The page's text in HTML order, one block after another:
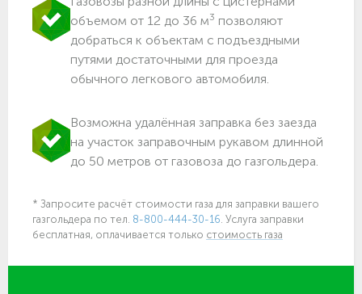
объемом от 12 до 36 м3 позволяют
добраться к объектам c подъездными
путями достаточными для проезда
обычного легкового автомобиля.
Возможна удалённая заправка без заезда
на участок заправочным рукавом длинной
до 50 метров от газовоза до газгольдера.
* Запросите расчёт стоимости газа для заправки вашего
газгольдера по тел. 8-800-444-30-16. Услуга заправки
бесплатная, оплачивается только стоимость газа